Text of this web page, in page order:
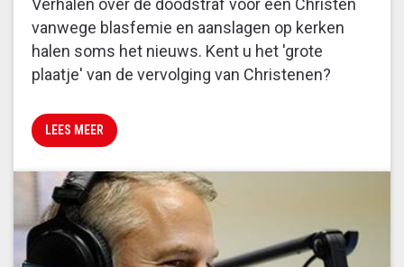
Verhalen over de doodstraf voor een Christen
vanwege blasfemie en aanslagen op kerken
halen soms het nieuws. Kent u het 'grote
plaatje' van de vervolging van Christenen?
LEES MEER